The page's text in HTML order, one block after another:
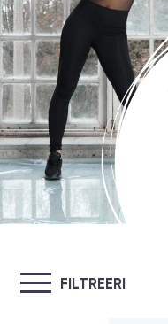
FILTREERI